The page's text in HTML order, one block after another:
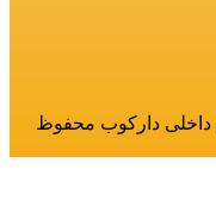
دارکوب محفوظ